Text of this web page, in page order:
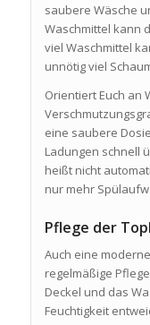
saubere Wäsche
Waschmittel kann
viel Waschmittel
unnötig viel
Orientiert Euch an
eine saubere
Ladungen schnell
heißt nicht
nur mehr
Pflege der
Auch eine
regelmäßige
Deckel und das
Feuchtigkeit